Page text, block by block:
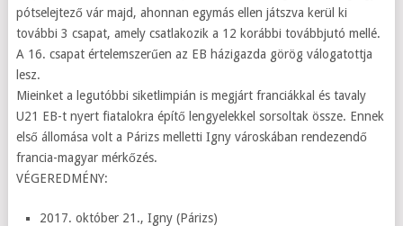
pótselejtező vár majd, ahonnan egymás ellen játszva kerül ki
további 3 csapat, amely csatlakozik a 12 korábbi továbbjutó mellé.
A 16. csapat értelemszerűen az EB házigazda görög válogatottja
lesz.
Mieinket a legutóbbi siketlimpián is megjárt franciákkal és tavaly
U21 EB-t nyert fiatalokra építő lengyelekkel sorsoltak össze. Ennek
első állomása volt a Párizs melletti Igny városkában rendezendő
francia-magyar mérkőzés.
VÉGEREDMÉNY:
2017. október 21., Igny (Párizs)